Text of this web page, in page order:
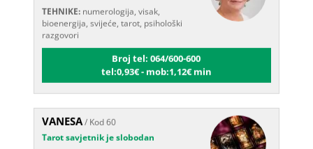
bioenergija, svijeće, tarot, psihološki
razgovori
Broj tel: 064/600-600
tel:0,93€ - mob:1,12€ min
VANESA/ Kod 60
Tarot savjetnik je slobodan